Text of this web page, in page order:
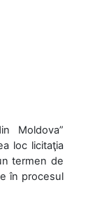
Moldova”
loc licitaţia
termen de
în procesul